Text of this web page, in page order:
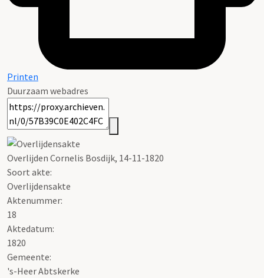
Printen
Duurzaam webadres
Overlijden Cornelis Bosdijk, 14-11-1820
Soort akte:
Overlijdensakte
Aktenummer:
18
Aktedatum:
1820
Gemeente:
's-Heer Abtskerke